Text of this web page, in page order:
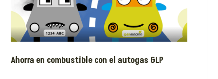
Ahorra en combustible con el autogas GLP